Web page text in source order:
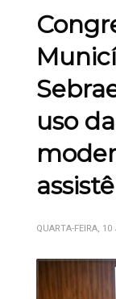
uso
QUARTA-FEIRA,